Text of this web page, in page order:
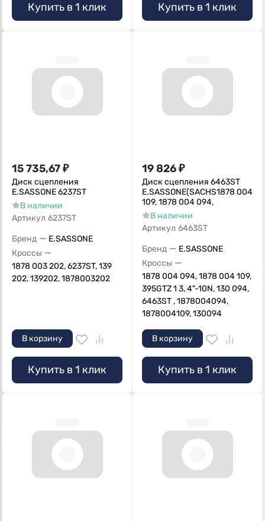
Купить в 1 клик Купить в 1 клик
15 735,67₽
Диск сцепления
E.SASSONE 6237ST
В наличии
Артикул 6237ST
Бренд — E.SASSONE
Кроссы —
1878 003 202, 6237ST, 139
202, 139202, 1878003202
В корзину
Купить в 1 клик
19 826₽
Диск сцепления 6463ST
E.SASSONE(SACHS1878 004
109, 1878 004 094,
В наличии
Артикул 6463ST
Бренд — E.SASSONE
Кроссы —
1878 004 094, 1878 004 109,
395GTZ 1 3, 4"-10N, 130 094,
6463ST , 1878004094,
1878004109, 130094
В корзину
Купить в 1 клик